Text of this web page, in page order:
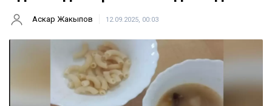
Аскар Жакыпов 12.09.2025, 00:03